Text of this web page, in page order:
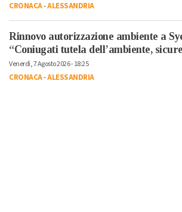
CRONACA-ALESSANDRIA
Rinnovo autorizzazione ambiente a
“Coniugati tutela dell’ambiente,
Venerdì, 7 Agosto 2026 - 18:25
CRONACA-ALESSANDRIA